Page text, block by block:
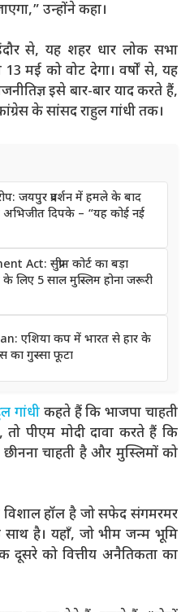
उन्होंने कहा।
से, यह शहर धार लोक सभा
13 मई को वोट देगा। वर्षों से, यह
इसे बार-बार याद करते हैं,
के सांसद राहुल गांधी तक।
जयपुर प्रदर्शन में हमले के बाद
अभिजीत दिपके – “यह कोई नई
Act: सुप्रीम कोर्ट का बड़ा
लिए 5 साल मुस्लिम होना जरूरी
एशिया कप में भारत से हार के
का गुस्सा फूटा
गांधी कहते हैं कि भाजपा चाहती
पीएम मोदी दावा करते हैं कि
चाहती है और मुस्लिमों को
हॉल है जो सफेद संगमरमर
है। यहाँ, जो भीम जन्म भूमि
दूसरे को वित्तीय अनैतिकता का